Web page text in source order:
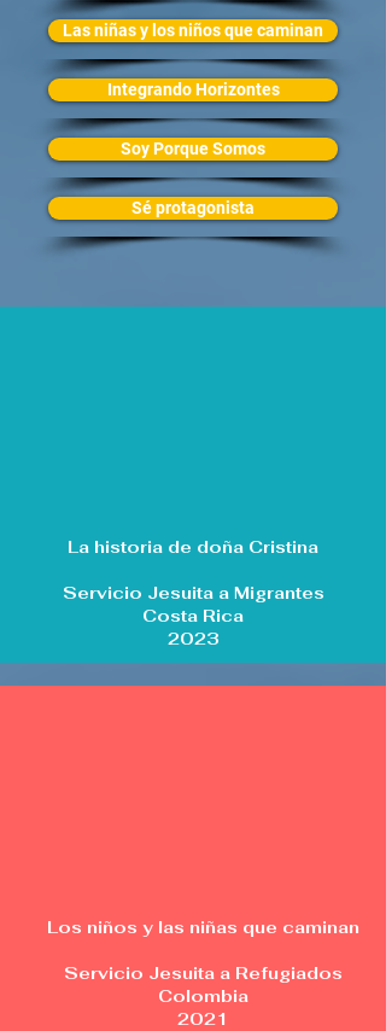
Las niñas y los niños que caminan
Integrando Horizontes
Soy Porque Somos
Sé protagonista
La historia de doña Cristina
Servicio Jesuita a Migrantes
Costa Rica
2023
Los niños y las niñas que caminan
Servicio Jesuita a Refugiados
Colombia
2021